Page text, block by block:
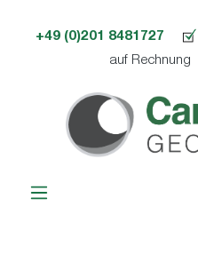
+49 (0)201 8481727
auf Rechnung